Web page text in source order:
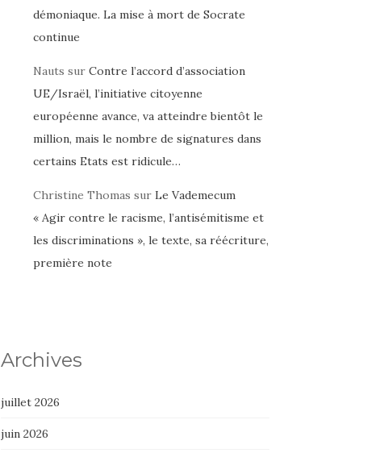
démoniaque. La mise à mort de Socrate
continue
Nauts sur Contre l’accord d’association
UE/Israël, l’initiative citoyenne
européenne avance, va atteindre bientôt le
million, mais le nombre de signatures dans
certains Etats est ridicule…
Christine Thomas sur Le Vademecum
« Agir contre le racisme, l’antisémitisme et
les discriminations », le texte, sa réécriture,
première note
Archives
juillet 2026
juin 2026